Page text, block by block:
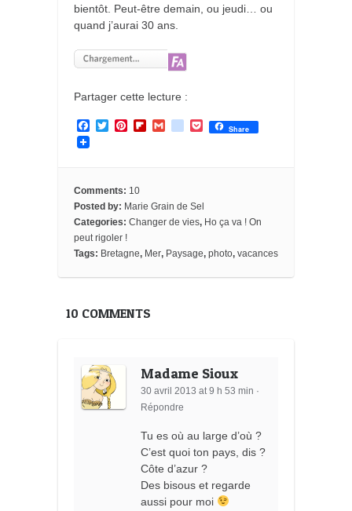
bientôt. Peut-être demain, ou jeudi… ou
quand j’aurai 30 ans.
Partager cette lecture :
F
o
o
k
T
e
r
P
r
e
s
t
F
a
r
d
b
o
k
a
P
o
Share
Comments: 10
Posted by: Marie Grain de Sel
Categories: Changer de vies, Ho ça va ! On
peut rigoler !
Tags: Bretagne, Mer, Paysage, photo, vacances
10 COMMENTS
Madame Sioux
30 avril 2013 at 9 h 53 min ·
Répondre
Tu es où au large d’où ?
C’est quoi ton pays, dis ?
Côte d’azur ?
Des bisous et regarde
aussi pour moi